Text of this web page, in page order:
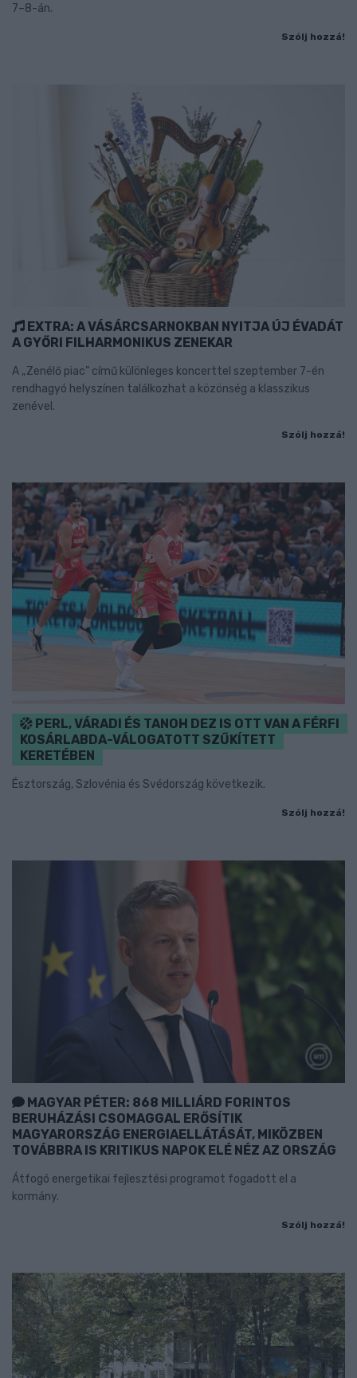
7–8-án.
Szólj hozzá!
EXTRA: A VÁSÁRCSARNOKBAN NYITJA ÚJ ÉVADÁT
A GYŐRI FILHARMONIKUS ZENEKAR
A „Zenélő piac” című különleges koncerttel szeptember 7-én
rendhagyó helyszínen találkozhat a közönség a klasszikus
zenével.
Szólj hozzá!
PERL, VÁRADI ÉS TANOH DEZ IS OTT VAN A FÉRFI
KOSÁRLABDA-VÁLOGATOTT SZŰKÍTETT
KERETÉBEN
Észtország, Szlovénia és Svédország következik.
Szólj hozzá!
MAGYAR PÉTER: 868 MILLIÁRD FORINTOS
BERUHÁZÁSI CSOMAGGAL ERŐSÍTIK
MAGYARORSZÁG ENERGIAELLÁTÁSÁT, MIKÖZBEN
TOVÁBBRA IS KRITIKUS NAPOK ELÉ NÉZ AZ ORSZÁG
Átfogó energetikai fejlesztési programot fogadott el a
kormány.
Szólj hozzá!